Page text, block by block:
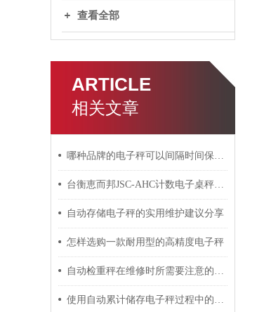
查看全部
ARTICLE
相关文章
哪种品牌的电子秤可以间隔时间保存一次数据？
台衡恵而邦JSC-AHC计数电子桌秤校正标定方法
自动存储电子秤的实用维护建议分享
怎样选购一款耐用型的高精度电子秤
自动检重秤在维修时所需要注意的事项介绍
使用自动累计储存电子秤过程中的注意事项分享